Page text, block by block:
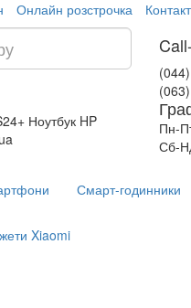
Онлайн розстрочка
Ноутбук HP
Пн-
Сб-
Смарт-годинники
Xiaomi